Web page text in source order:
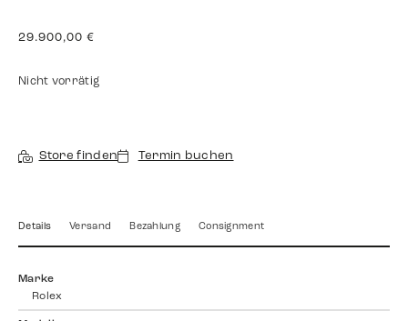
29.900,00 €
Nicht vorrätig
Store finden Termin buchen
Details Versand Bezahlung Consignment
Marke
Rolex